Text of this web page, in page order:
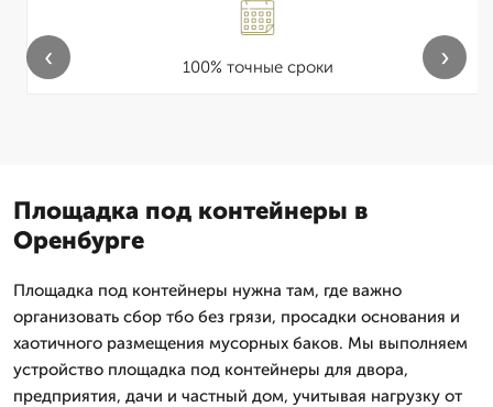
100% точные сроки
‹ ›
Площадка под контейнеры в
Оренбурге
Площадка под контейнеры нужна там, где важно
организовать сбор тбо без грязи, просадки основания и
хаотичного размещения мусорных баков. Мы выполняем
устройство площадка под контейнеры для двора,
предприятия, дачи и частный дом, учитывая нагрузку от